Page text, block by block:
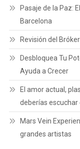
Pasaje de la Paz:
Barcelona
Revisión del
Desbloquea Tu
Ayuda a Crecer
El amor actual,
deberías escuchar
Mars Vein
grandes artistas